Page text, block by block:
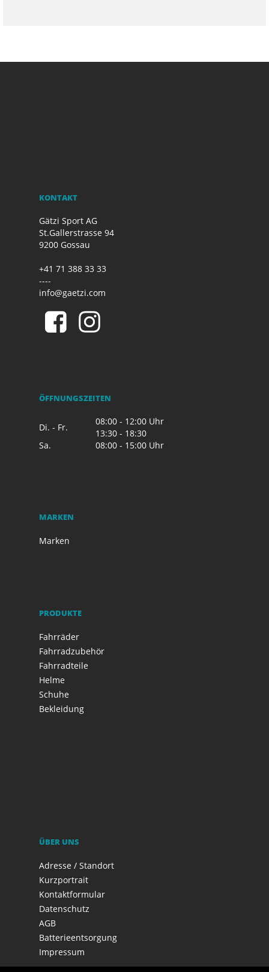
KONTAKT
Gätzi Sport AG
St.Gallerstrasse 94
9200 Gossau
+41 71 388 33 33
----
info@gaetzi.com
ÖFFNUNGSZEITEN
Di. - Fr.
08:00 - 12:00 Uhr
13:30 - 18:30
Sa.
08:00 - 15:00 Uhr
MARKEN
Marken
PRODUKTE
Fahrräder
Fahrradzubehör
Fahrradteile
Helme
Schuhe
Bekleidung
ÜBER UNS
Adresse / Standort
Kurzportrait
Kontaktformular
Datenschutz
AGB
Batterieentsorgung
Impressum